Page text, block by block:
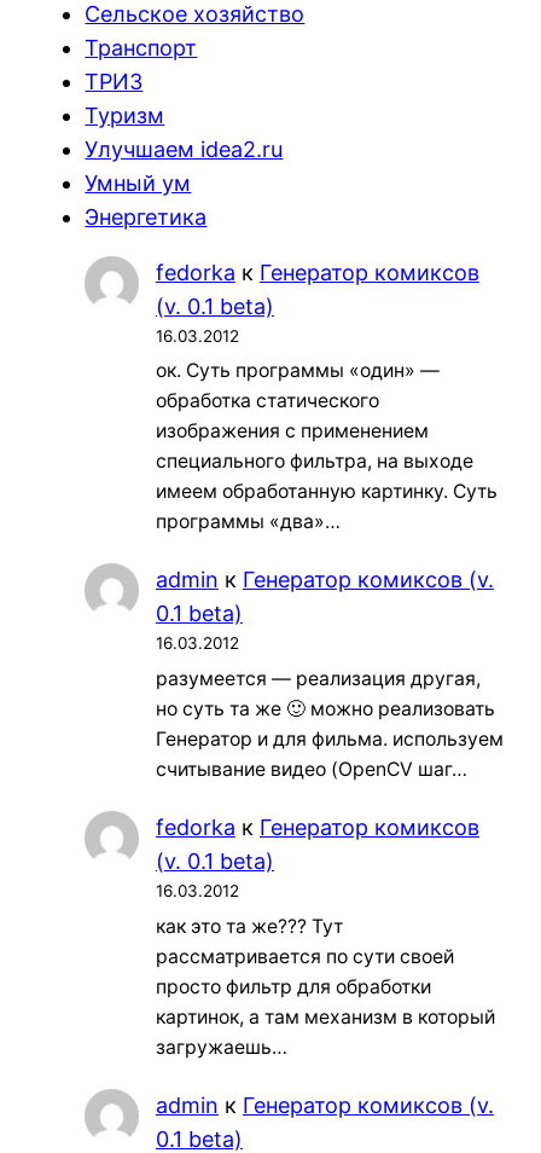
Сельское хозяйство
Транспорт
ТРИЗ
Туризм
Улучшаем idea2.ru
Умный ум
Энергетика
fedorka к Генератор комиксов
(v. 0.1 beta)
16.03.2012
ок. Суть программы «один» —
обработка статического
изображения с применением
специального фильтра, на выходе
имеем обработанную картинку. Суть
программы «два»…
admin к Генератор комиксов (v.
0.1 beta)
16.03.2012
разумеется — реализация другая,
но суть та же 🙂 можно реализовать
Генератор и для фильма. используем
считывание видео (OpenCV шаг…
fedorka к Генератор комиксов
(v. 0.1 beta)
16.03.2012
как это та же??? Тут
рассматривается по сути своей
просто фильтр для обработки
картинок, а там механизм в который
загружаешь…
admin к Генератор комиксов (v.
0.1 beta)